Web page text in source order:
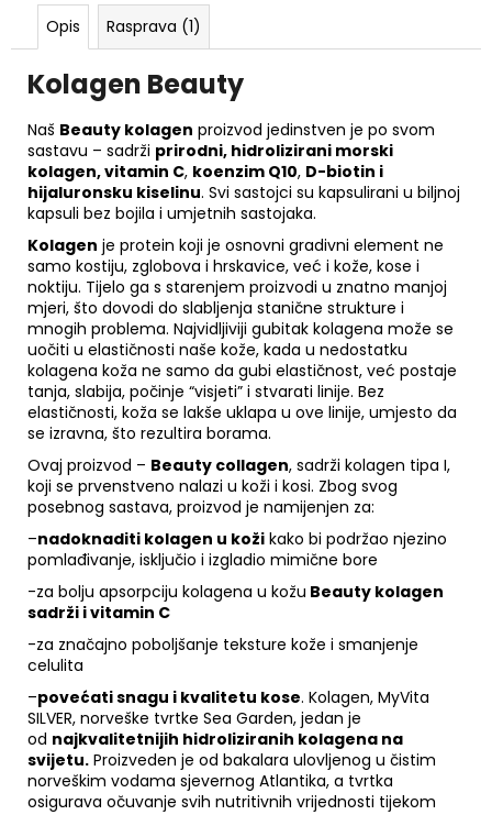
Opis Rasprava (1)
Kolagen Beauty
Naš Beauty kolagen proizvod jedinstven je po svom
sastavu – sadrži prirodni, hidrolizirani morski
kolagen, vitamin C, koenzim Q10, D-biotin i
hijaluronsku kiselinu. Svi sastojci su kapsulirani u biljnoj
kapsuli bez bojila i umjetnih sastojaka.
Kolagen je protein koji je osnovni gradivni element ne
samo kostiju, zglobova i hrskavice, već i kože, kose i
noktiju. Tijelo ga s starenjem proizvodi u znatno manjoj
mjeri, što dovodi do slabljenja stanične strukture i
mnogih problema. Najvidljiviji gubitak kolagena može se
uočiti u elastičnosti naše kože, kada u nedostatku
kolagena koža ne samo da gubi elastičnost, već postaje
tanja, slabija, počinje “visjeti” i stvarati linije. Bez
elastičnosti, koža se lakše uklapa u ove linije, umjesto da
se izravna, što rezultira borama.
Ovaj proizvod – Beauty collagen, sadrži kolagen tipa I,
koji se prvenstveno nalazi u koži i kosi. Zbog svog
posebnog sastava, proizvod je namijenjen za:
–nadoknaditi kolagen u koži kako bi podržao njezino
pomlađivanje, isključio i izgladio mimične bore
-za bolju apsorpciju kolagena u kožu Beauty kolagen
sadrži i vitamin C
-za značajno poboljšanje teksture kože i smanjenje
celulita
–povećati snagu i kvalitetu kose. Kolagen, MyVita
SILVER, norveške tvrtke Sea Garden, jedan je
od najkvalitetnijih hidroliziranih kolagena na
svijetu. Proizveden je od bakalara ulovljenog u čistim
norveškim vodama sjevernog Atlantika, a tvrtka
osigurava očuvanje svih nutritivnih vrijednosti tijekom